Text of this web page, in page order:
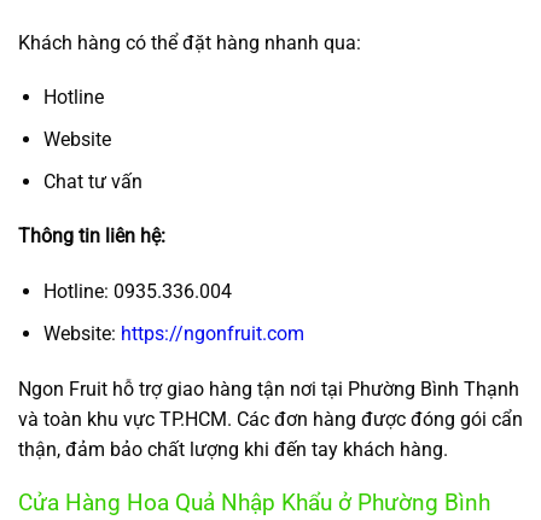
Khách hàng có thể đặt hàng nhanh qua:
Hotline
Website
Chat tư vấn
Thông tin liên hệ:
Hotline: 0935.336.004
Website: https://ngonfruit.com
Ngon Fruit hỗ trợ giao hàng tận nơi tại Phường Bình Thạnh
và toàn khu vực TP.HCM. Các đơn hàng được đóng gói cẩn
thận, đảm bảo chất lượng khi đến tay khách hàng.
Cửa Hàng Hoa Quả Nhập Khẩu ở Phường Bình